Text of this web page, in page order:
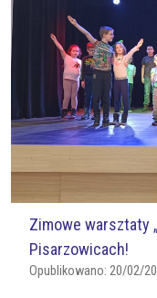
Zimowe warsztaty
Pisarzowicach!
Opublikowano: 20/02/